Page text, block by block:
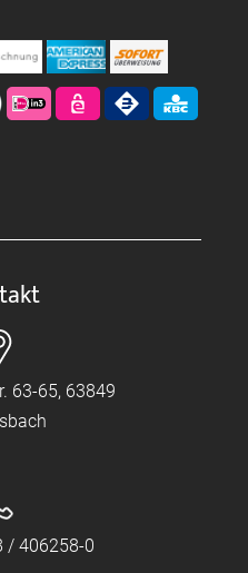
63-65, 63849
/ 406258-0